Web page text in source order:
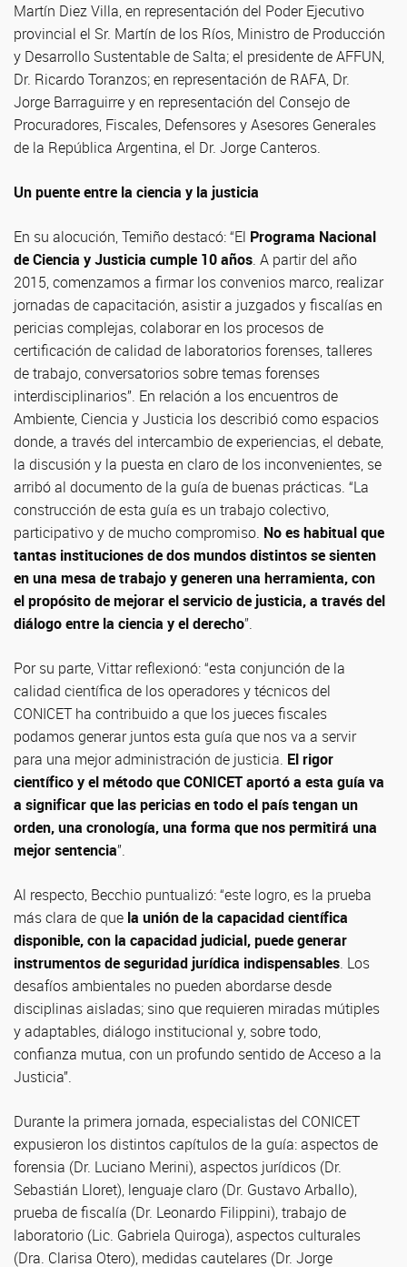
Martín Diez Villa, en representación del Poder Ejecutivo
provincial el Sr. Martín de los Ríos, Ministro de Producción
y Desarrollo Sustentable de Salta; el presidente de AFFUN,
Dr. Ricardo Toranzos; en representación de RAFA, Dr.
Jorge Barraguirre y en representación del Consejo de
Procuradores, Fiscales, Defensores y Asesores Generales
de la República Argentina, el Dr. Jorge Canteros.
Un puente entre la ciencia y la justicia
En su alocución, Temiño destacó: “El Programa Nacional
de Ciencia y Justicia cumple 10 años. A partir del año
2015, comenzamos a firmar los convenios marco, realizar
jornadas de capacitación, asistir a juzgados y fiscalías en
pericias complejas, colaborar en los procesos de
certificación de calidad de laboratorios forenses, talleres
de trabajo, conversatorios sobre temas forenses
interdisciplinarios”. En relación a los encuentros de
Ambiente, Ciencia y Justicia los describió como espacios
donde, a través del intercambio de experiencias, el debate,
la discusión y la puesta en claro de los inconvenientes, se
arribó al documento de la guía de buenas prácticas. “La
construcción de esta guía es un trabajo colectivo,
participativo y de mucho compromiso. No es habitual que
tantas instituciones de dos mundos distintos se sienten
en una mesa de trabajo y generen una herramienta, con
el propósito de mejorar el servicio de justicia, a través del
diálogo entre la ciencia y el derecho”.
Por su parte, Vittar reflexionó: “esta conjunción de la
calidad científica de los operadores y técnicos del
CONICET ha contribuido a que los jueces fiscales
podamos generar juntos esta guía que nos va a servir
para una mejor administración de justicia. El rigor
científico y el método que CONICET aportó a esta guía va
a significar que las pericias en todo el país tengan un
orden, una cronología, una forma que nos permitirá una
mejor sentencia”.
Al respecto, Becchio puntualizó: “este logro, es la prueba
más clara de que la unión de la capacidad científica
disponible, con la capacidad judicial, puede generar
instrumentos de seguridad jurídica indispensables. Los
desafíos ambientales no pueden abordarse desde
disciplinas aisladas; sino que requieren miradas mútiples
y adaptables, diálogo institucional y, sobre todo,
confianza mutua, con un profundo sentido de Acceso a la
Justicia”.
Durante la primera jornada, especialistas del CONICET
expusieron los distintos capítulos de la guía: aspectos de
forensia (Dr. Luciano Merini), aspectos jurídicos (Dr.
Sebastián Lloret), lenguaje claro (Dr. Gustavo Arballo),
prueba de fiscalía (Dr. Leonardo Filippini), trabajo de
laboratorio (Lic. Gabriela Quiroga), aspectos culturales
(Dra. Clarisa Otero), medidas cautelares (Dr. Jorge